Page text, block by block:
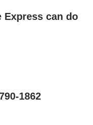
Express can do
1862